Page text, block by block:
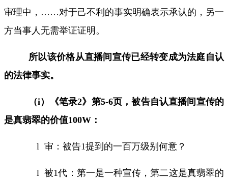
审理中， ……对于己不利的事实明确表示承认的，另一
方当事人无需举证证明。
所以该价格从直播间宣传已经转变成为法庭自认
的法律事实。
（i） 《笔录2》第5-6页，被告自认直播间宣传的
是真翡翠的价值100W ：
l 审：被告1提到的一百万级别何意？
l 被1代：第一是一种宣传，第二这是真翡翠的